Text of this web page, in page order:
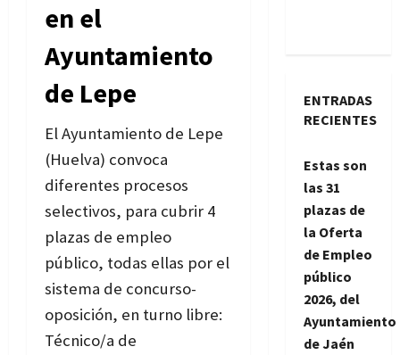
en el
Ayuntamiento
de Lepe
El Ayuntamiento de Lepe
(Huelva) convoca
diferentes procesos
selectivos, para cubrir 4
plazas de empleo
público, todas ellas por el
sistema de concurso-
oposición, en turno libre:
Técnico/a de
ENTRADAS
RECIENTES
Estas son
las 31
plazas de
la Oferta
de Empleo
público
2026, del
Ayuntamiento
de Jaén